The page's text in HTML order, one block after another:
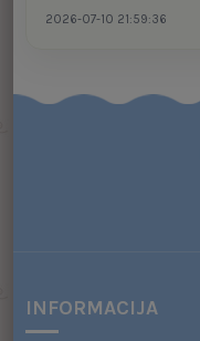
2026-07-10 21:59:36
INFORMACIJA